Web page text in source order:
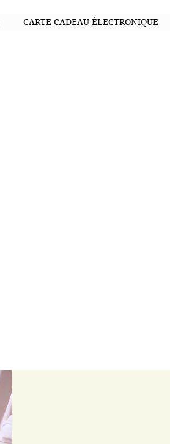
CARTE CADEAU ÉLECTRONIQUE